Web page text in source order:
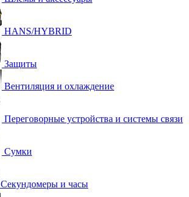
HANS/HYBRID
Защиты
Вентиляция и охлаждение
Переговорные устройства и системы связи
Сумки
Секундомеры и часы